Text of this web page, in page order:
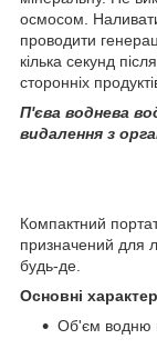
осмосом.
проводити
кілька секунд
сторонніх
П'єва воднева
видалення з
Компактний
призначений для
будь-де.
Основні
Об'єм водню